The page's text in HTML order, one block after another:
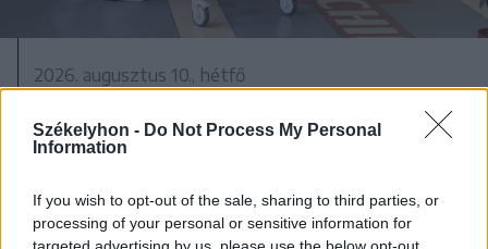
Székelyhon - Do Not Process My Personal
Information
If you wish to opt-out of the sale, sharing to third parties, or
processing of your personal or sensitive information for
targeted advertising by us, please use the below opt-out
2026. augusztus 10., hétfő
Összefogtak a szakszervezetek a
bértörvénytervezet módosításáért